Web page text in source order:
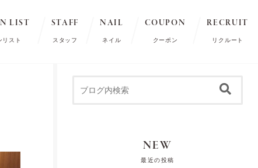
LIST
リスト
STAFF
スタッフ
NAIL
ネイル
COUPON
クーポン
RECRUIT
リクルート
NEW
最近の投稿